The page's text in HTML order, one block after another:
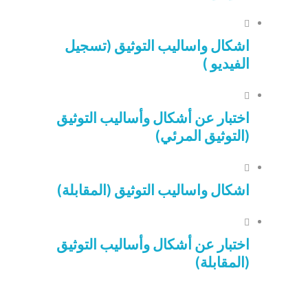
اشكال واساليب التوثيق (تسجيل
الفيديو )
اختبار عن أشكال وأساليب التوثيق
(التوثيق المرئي)
اشكال واساليب التوثيق (المقابلة)
اختبار عن أشكال وأساليب التوثيق
(المقابلة)